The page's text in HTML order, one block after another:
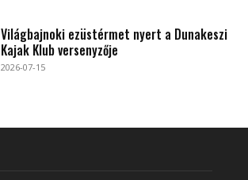
Világbajnoki ezüstérmet nyert a Dunakeszi
Kajak Klub versenyzője
2026-07-15